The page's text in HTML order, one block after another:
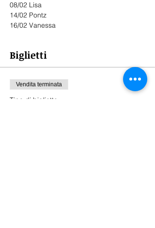
08/02 Lisa
14/02 Pontz
16/02 Vanessa
Biglietti
Vendita terminata
Tipo di biglietto